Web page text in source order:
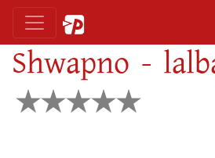
Shwapno -